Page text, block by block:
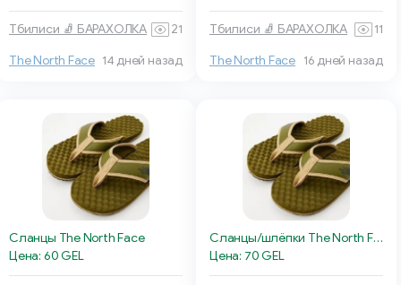
Тбилиси 🧦 БАРАХОЛКА 21
The North Face 14 дней назад
Тбилиси 🧦 БАРАХОЛКА 11
The North Face 16 дней назад
Сланцы The North Face
Цена: 60 GEL
Сланцы/шлёпки The North Face
Цена: 70 GEL